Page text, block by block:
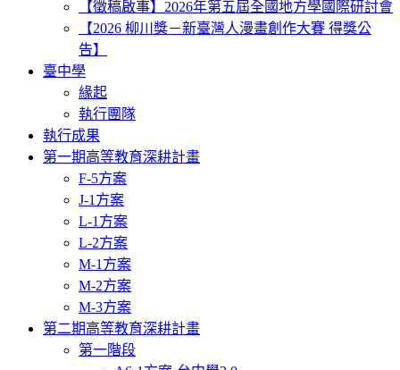
【徵稿啟事】2026年第五屆全國地方學國際研討會
【2026 柳川獎－新臺灣人漫畫創作大賽 得獎公
告】
臺中學
緣起
執行團隊
執行成果
第一期高等教育深耕計畫
F-5方案
J-1方案
L-1方案
L-2方案
M-1方案
M-2方案
M-3方案
第二期高等教育深耕計畫
第一階段